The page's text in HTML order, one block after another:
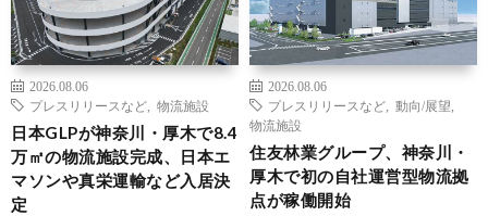
2026.08.06
プレスリリースなど
物流施設
日本GLPが神奈川・厚木で8.4
万㎡の物流施設完成、日本エ
マソンや真栄運輸など入居決
定
2026.08.06
プレスリリースなど
動向/展望
物流施設
住友林業グループ、神奈川・
厚木で初の自社運営型物流拠
点が稼働開始